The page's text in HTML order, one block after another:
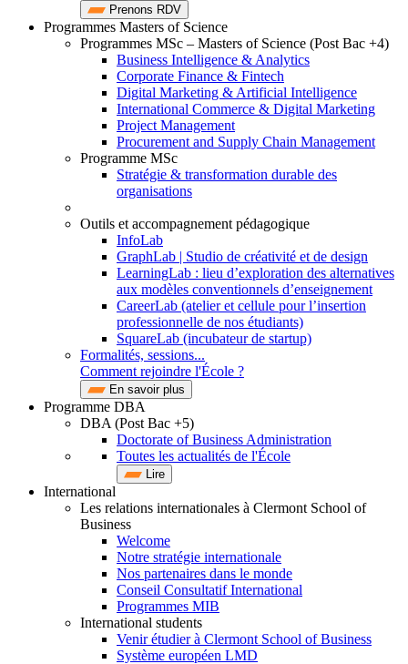
Prenons RDV
Programmes Masters of Science
Programmes MSc – Masters of Science (Post Bac +4)
Business Intelligence & Analytics
Corporate Finance & Fintech
Digital Marketing & Artificial Intelligence
International Commerce & Digital Marketing
Project Management
Procurement and Supply Chain Management
Programme MSc
Stratégie & transformation durable des
organisations
Outils et accompagnement pédagogique
InfoLab
GraphLab | Studio de créativité et de design
LearningLab : lieu d’exploration des alternatives
aux modèles conventionnels d’enseignement
CareerLab (atelier et cellule pour l’insertion
professionnelle de nos étudiants)
SquareLab (incubateur de startup)
Formalités, sessions...
Comment rejoindre l'École ?
En savoir plus
Programme DBA
DBA (Post Bac +5)
Doctorate of Business Administration
Toutes les actualités de l'École
Lire
International
Les relations internationales à Clermont School of
Business
Welcome
Notre stratégie internationale
Nos partenaires dans le monde
Conseil Consultatif International
Programmes MIB
International students
Venir étudier à Clermont School of Business
Système européen LMD